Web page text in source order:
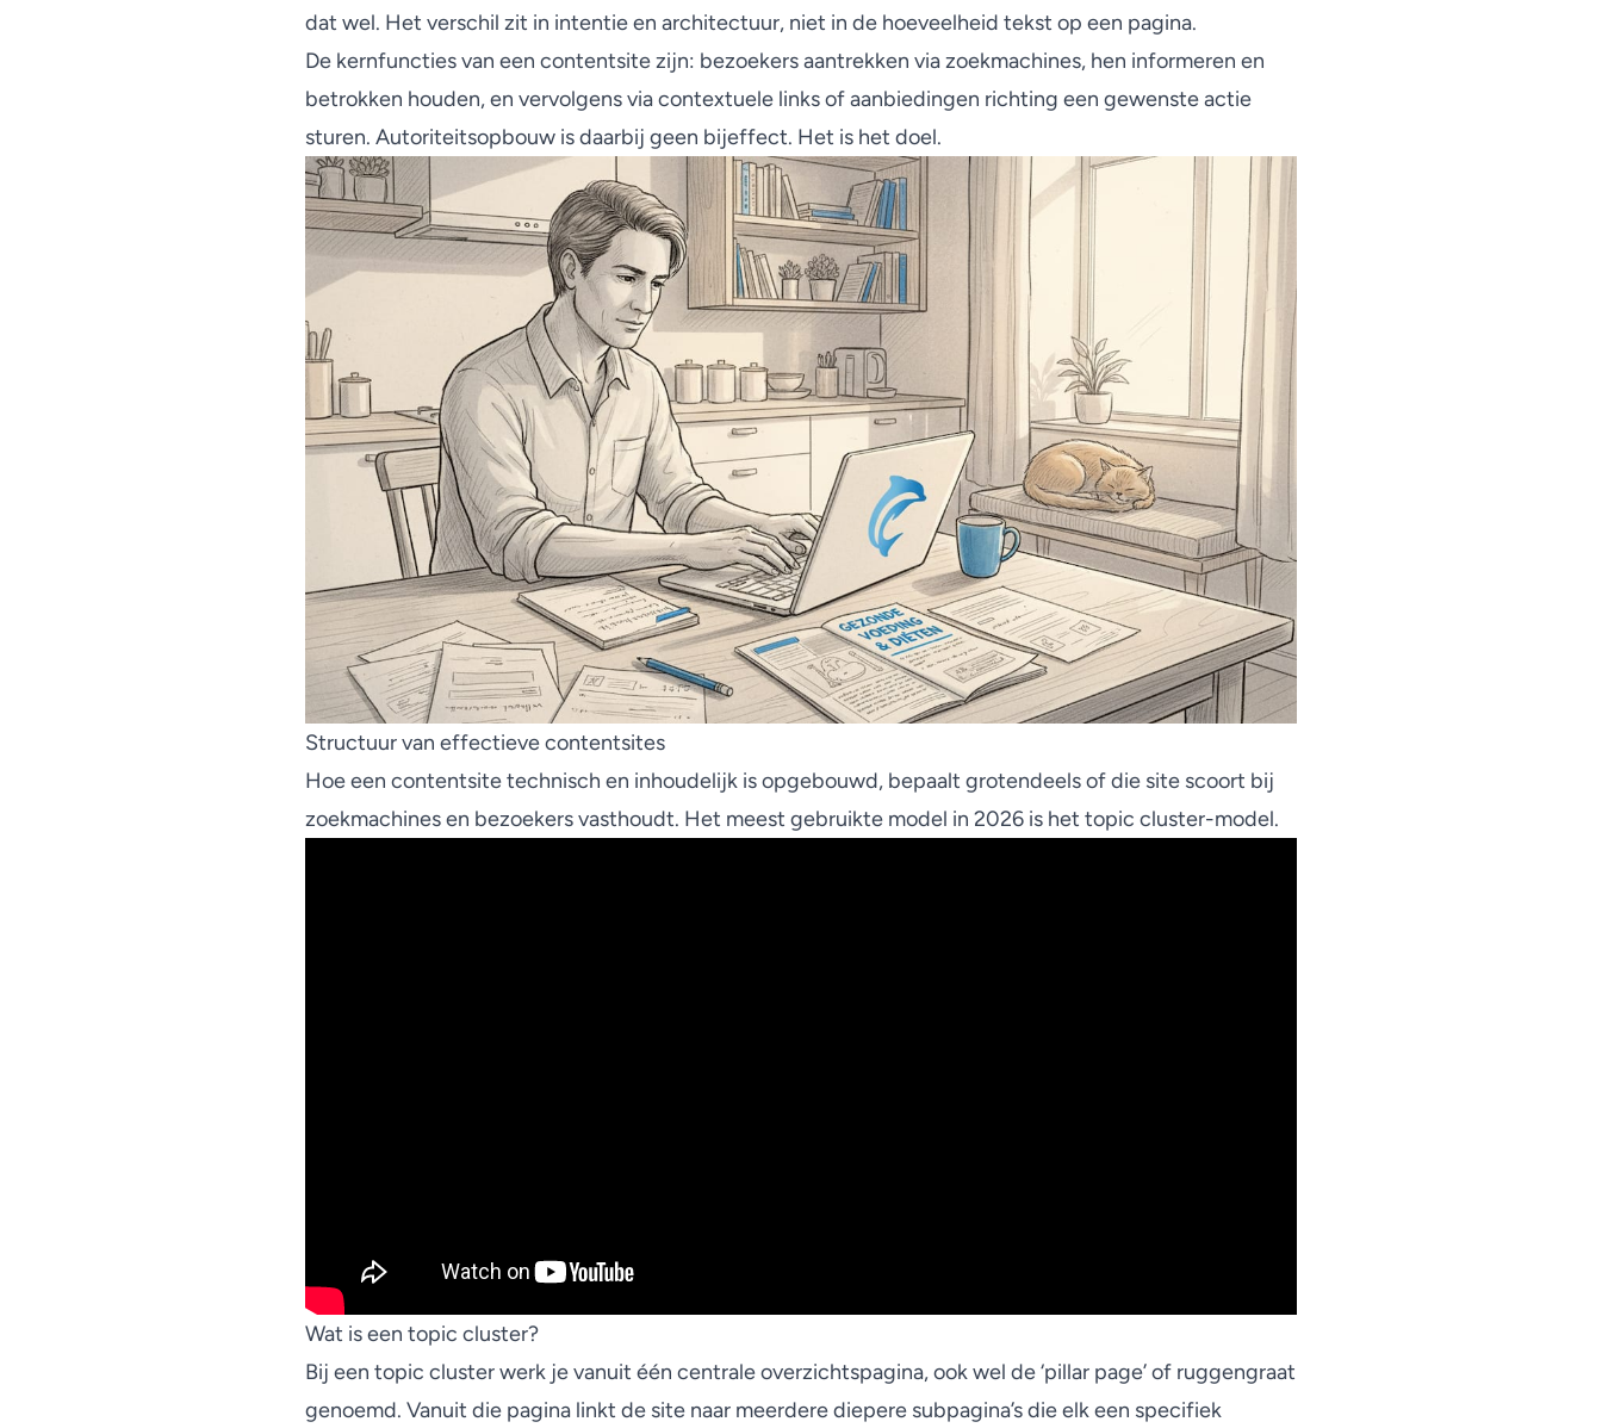
dat wel. Het verschil zit in intentie en architectuur, niet in de hoeveelheid tekst op een pagina.
De kernfuncties van een contentsite zijn: bezoekers aantrekken via zoekmachines, hen informeren en
betrokken houden, en vervolgens via contextuele links of aanbiedingen richting een gewenste actie
sturen. Autoriteitsopbouw is daarbij geen bijeffect. Het is het doel.
Structuur van effectieve contentsites
Hoe een contentsite technisch en inhoudelijk is opgebouwd, bepaalt grotendeels of die site scoort bij
zoekmachines en bezoekers vasthoudt. Het meest gebruikte model in 2026 is het topic cluster-model.
Wat is een topic cluster?
Bij een topic cluster werk je vanuit één centrale overzichtspagina, ook wel de ‘pillar page’ of ruggengraat
genoemd. Vanuit die pagina linkt de site naar meerdere diepere subpagina’s die elk een specifiek